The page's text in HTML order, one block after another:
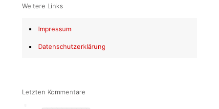
Weitere Links
Impressum
Datenschutzerklärung
Letzten Kommentare